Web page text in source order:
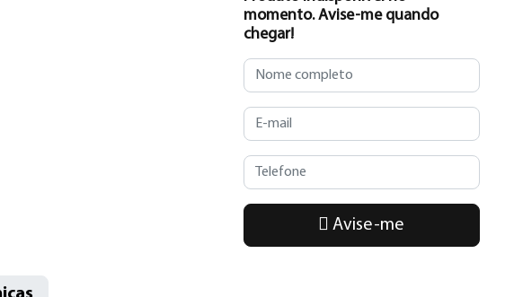
momento. Avise-me quando
chegar!
Avise-me